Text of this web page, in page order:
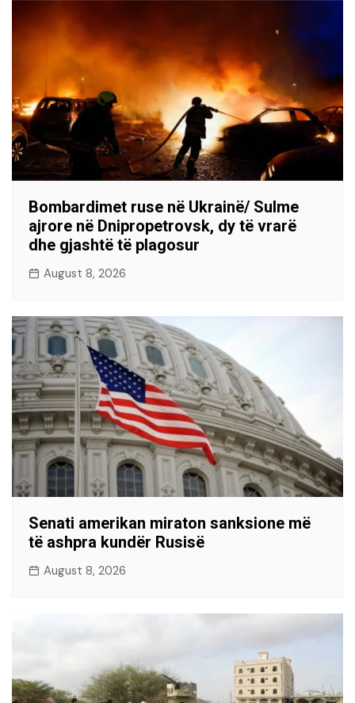
Bombardimet ruse në Ukrainë/ Sulme
ajrore në Dnipropetrovsk, dy të vrarë
dhe gjashtë të plagosur
August 8, 2026
Senati amerikan miraton sanksione më
të ashpra kundër Rusisë
August 8, 2026